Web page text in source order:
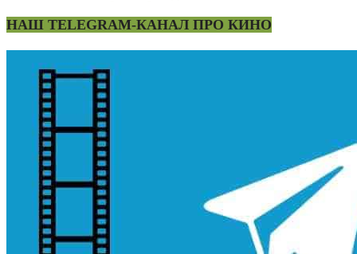
НАШ TELEGRAM-КАНАЛ ПРО КИНО